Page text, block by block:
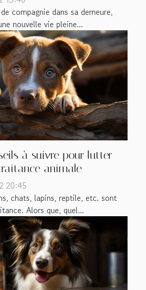
compagnie dans sa demeure,
nouvelle vie pleine...
à suivre pour lutter
animale
20:45
chats, lapins, reptile, etc. sont
Alors que, quel...